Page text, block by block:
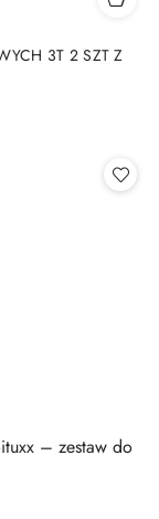
3T 2 SZT Z